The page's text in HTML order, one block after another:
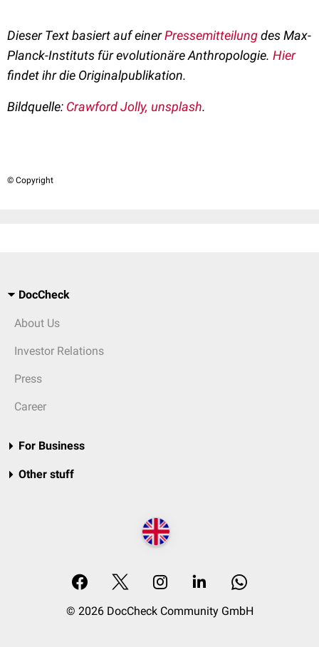
Dieser Text basiert auf einerPressemitteilungdes Max-
Planck-Instituts für evolutionäre Anthropologie. Hier
findet ihr die Originalpublikation.
Bildquelle: Crawford Jolly, unsplash.
© Copyright
DocCheck
About Us
Investor Relations
Press
Career
For Business
Other stuff
© 2026 DocCheck Community GmbH